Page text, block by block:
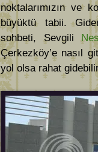
noktalarımızın ve
büyüktü tabii.
sohbeti, Sevgili
Çerkezköy’e nasıl
yol olsa rahat